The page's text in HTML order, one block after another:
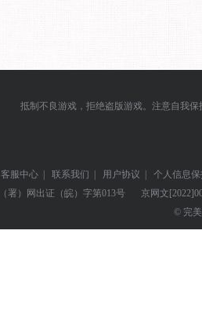
抵制不良游戏，拒绝盗版游戏。注意自我
客服中心 | 联系我们 | 用户协议 |
个人信息
（署）网出证（皖）字第013号
京网文
© 完美